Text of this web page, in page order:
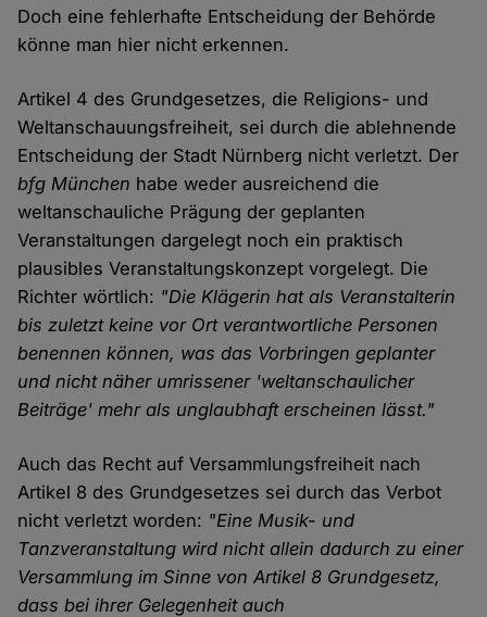
Doch eine fehlerhafte Entscheidung der Behörde
könne man hier nicht erkennen.
Artikel 4 des Grundgesetzes, die Religions- und
Weltanschauungsfreiheit, sei durch die ablehnende
Entscheidung der Stadt Nürnberg nicht verletzt. Der
bfg München habe weder ausreichend die
weltanschauliche Prägung der geplanten
Veranstaltungen dargelegt noch ein praktisch
plausibles Veranstaltungskonzept vorgelegt. Die
Richter wörtlich: "Die Klägerin hat als Veranstalterin
bis zuletzt keine vor Ort verantwortliche Personen
benennen können, was das Vorbringen geplanter
und nicht näher umrissener 'weltanschaulicher
Beiträge' mehr als unglaubhaft erscheinen lässt."
Auch das Recht auf Versammlungsfreiheit nach
Artikel 8 des Grundgesetzes sei durch das Verbot
nicht verletzt worden: "Eine Musik- und
Tanzveranstaltung wird nicht allein dadurch zu einer
Versammlung im Sinne von Artikel 8 Grundgesetz,
dass bei ihrer Gelegenheit auch